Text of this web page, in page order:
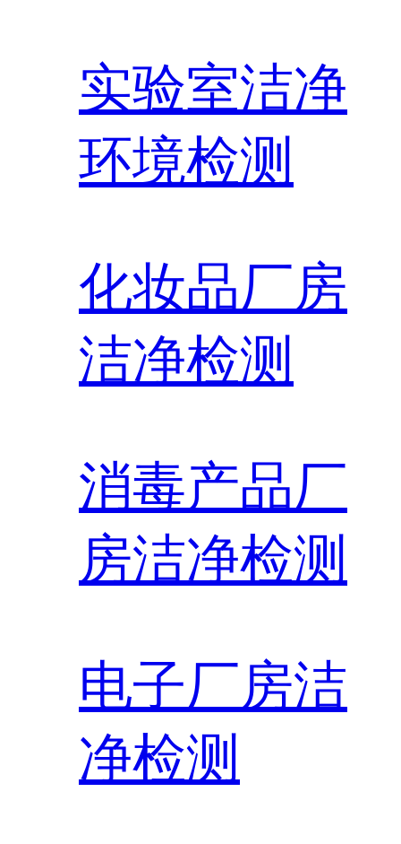
实验室洁净
环境检测
化妆品厂房
洁净检测
消毒产品厂
房洁净检测
电子厂房洁
净检测